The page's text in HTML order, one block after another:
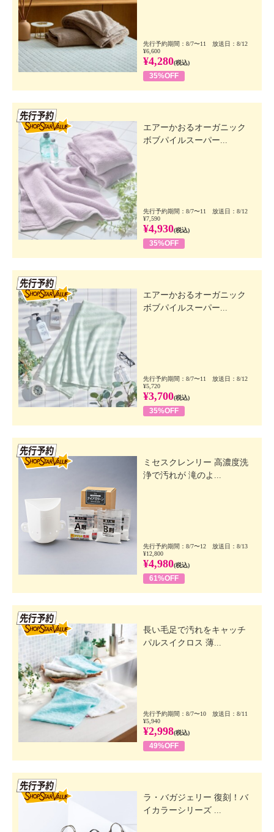
先行予約期間：8/7〜11 放送日：8/12
¥6,600
¥4,280(税込)
35%OFF
エアーかおるオーガニック
ボブパイルスーパー...
先行予約期間：8/7〜11 放送日：8/12
¥7,590
¥4,930(税込)
35%OFF
エアーかおるオーガニック
ボブパイルスーパー...
先行予約期間：8/7〜11 放送日：8/12
¥5,720
¥3,700(税込)
35%OFF
ミセスクレンリー 高濃度洗
浄で汚れが 滝のよ...
先行予約期間：8/7〜12 放送日：8/13
¥12,800
¥4,980(税込)
61%OFF
長い毛足で汚れをキャッチ
パルスイクロス 薄...
先行予約期間：8/7〜10 放送日：8/11
¥5,940
¥2,998(税込)
49%OFF
ラ・バガジェリー 復刻！バ
イカラーシリーズ ...